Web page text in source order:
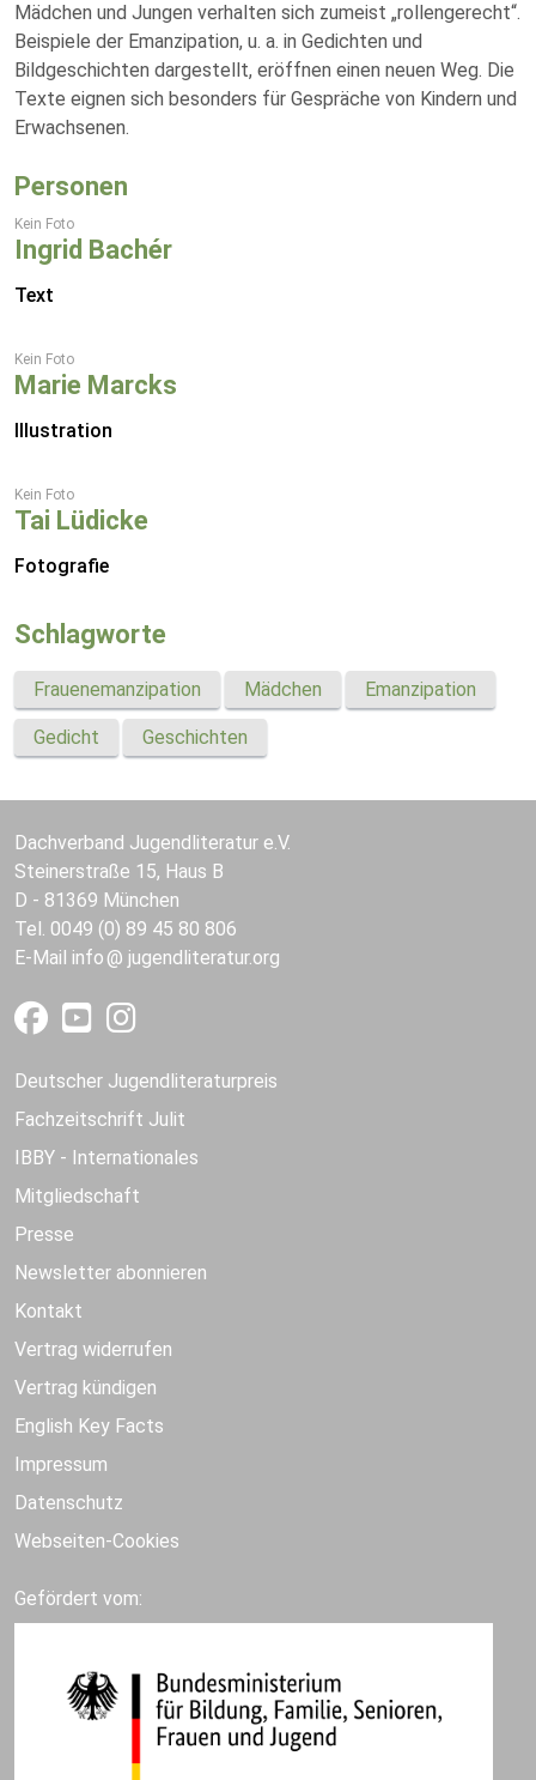
Mädchen und Jungen verhalten sich zumeist „rollengerecht“.
Beispiele der Emanzipation, u. a. in Gedichten und
Bildgeschichten dargestellt, eröffnen einen neuen Weg. Die
Texte eignen sich besonders für Gespräche von Kindern und
Erwachsenen.
Personen
Kein Foto
Ingrid Bachér
Text
Kein Foto
Marie Marcks
Illustration
Kein Foto
Tai Lüdicke
Fotografie
Schlagworte
Frauenemanzipation Mädchen Emanzipation
Gedicht Geschichten
Dachverband Jugendliteratur e.V.
Steinerstraße 15, Haus B
D - 81369 München
Tel. 0049 (0) 89 45 80 806
E-Mail info jugendliteratur.org
Deutscher Jugendliteraturpreis
Fachzeitschrift Julit
IBBY - Internationales
Mitgliedschaft
Presse
Newsletter abonnieren
Kontakt
Vertrag widerrufen
Vertrag kündigen
English Key Facts
Impressum
Datenschutz
Webseiten-Cookies
Gefördert vom: